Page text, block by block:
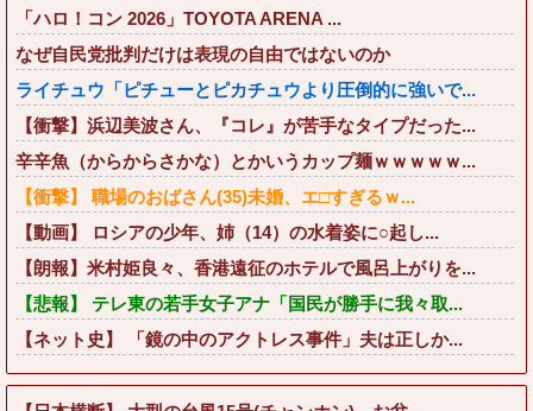
「ハロ！コン 2026」TOYOTA ARENA ...
なぜ自民党批判だけは表現の自由ではないのか
ライチュウ「ピチューとピカチュウより圧倒的に強いで...
【衝撃】浜辺美波さん、『コレ』が苦手なタイプだった...
辛辛魚（からからさかな）とかいうカップ麺ｗｗｗｗｗ...
【衝撃】 職場のおばさん(35)未婚、エ□すぎるｗ...
【動画】 ロシアの少年、姉（14）の水着姿に○起し...
【朗報】米村姫良々、香港遠征のホテルで風呂上がりを...
【悲報】 テレ東の若手女子アナ「国民が勝手に我々取...
【ネット史】 「鏡の中のアクトレス事件」夫は正しか...